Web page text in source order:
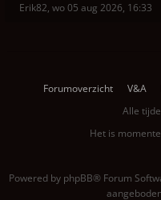
Erik82, wo 05 aug 2026, 16:33
Forumoverzicht V&A
Alle
Het is
Powered by phpBB® Forum